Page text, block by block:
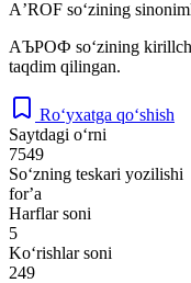
AʼROF so‘zining
АЪРОФ so‘zining
taqdim qilingan.
Ro‘yxatga qo‘shish
Saytdagi o‘rni
7549
So‘zning teskari yozilishi
forʼa
Harflar soni
5
Ko‘rishlar soni
249